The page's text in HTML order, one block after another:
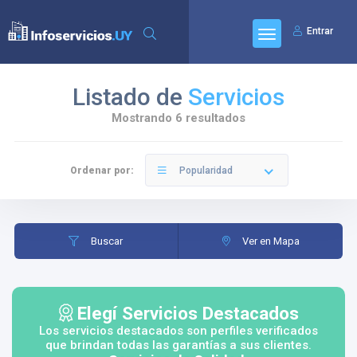
Entrar
Listado de Servicios
Mostrando 6 resultados
Ordenar por: Popularidad
Buscar Ver en Mapa
Elegí Servicios Destacados
Los servicios destacados son perfiles verificados
que brindan todas las garantías a sus clientes.